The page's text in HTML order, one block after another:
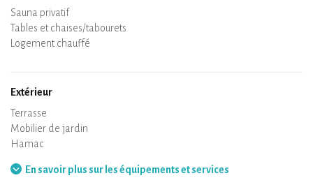
Spa
Sauna privatif
Tables et chaises/tabourets
Air conditionné
Logement chauffé
Extérieur
Terrasse
Mobilier de jardin
Barbecue
Hamac
En savoir plus sur les équipements et services